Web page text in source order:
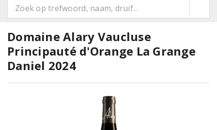
Domaine Alary Vaucluse
Principauté d'Orange La Grange
Daniel 2024